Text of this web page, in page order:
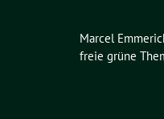
Marcel
freie grüne